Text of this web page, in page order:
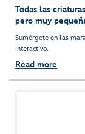
Todas las
pero muy
Sumérgete en las
interactivo.
Read more